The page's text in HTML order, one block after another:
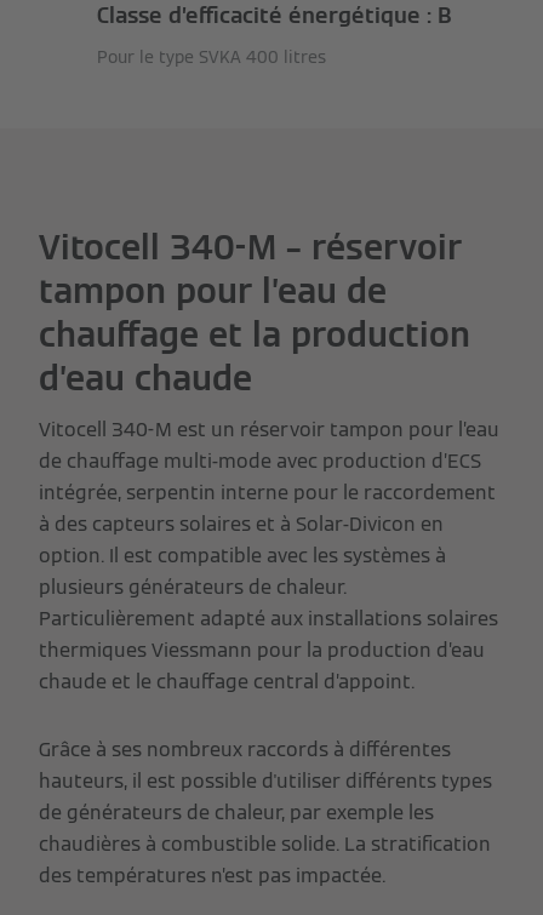
Classe d’efficacité énergétique : B
Pour le type SVKA 400 litres
Vitocell 340-M – réservoir
tampon pour l’eau de
chauffage et la production
d’eau chaude
Vitocell 340-M est un réservoir tampon pour l’eau
de chauffage multi-mode avec production d’ECS
intégrée, serpentin interne pour le raccordement
à des capteurs solaires et à Solar-Divicon en
option. Il est compatible avec les systèmes à
plusieurs générateurs de chaleur.
Particulièrement adapté aux installations solaires
thermiques Viessmann pour la production d’eau
chaude et le chauffage central d’appoint.
Grâce à ses nombreux raccords à différentes
hauteurs, il est possible d'utiliser différents types
de générateurs de chaleur, par exemple les
chaudières à combustible solide. La stratification
des températures n’est pas impactée.